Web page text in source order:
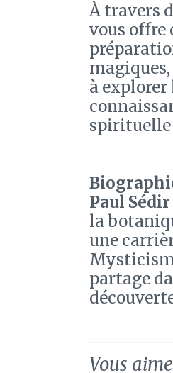
À travers
vous offre
à explorer
spirituelle
Paul Sédir
la
une
partage
Vous